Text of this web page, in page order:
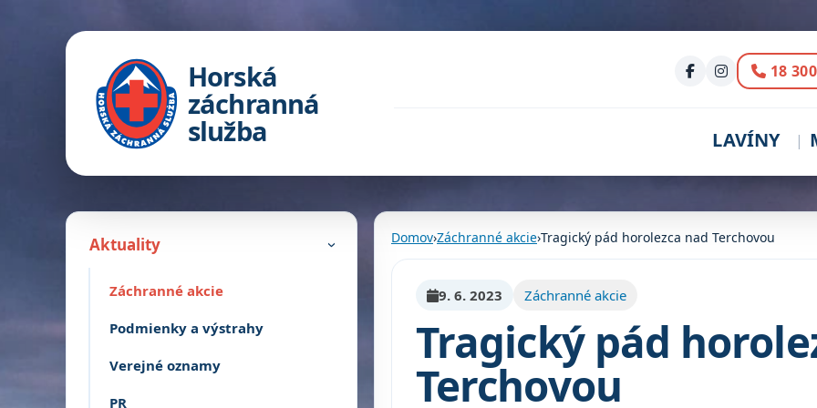
Horská
záchranná
služba
18 300
LAVÍNY
Aktuality ›
Záchranné akcie
Podmienky a výstrahy
Verejné oznamy
PR
Domov›Záchranné akcie›Tragický pád horolezca nad Terchovou
9. 6. 2023 Záchranné akcie
Tragický pád
Terchovou